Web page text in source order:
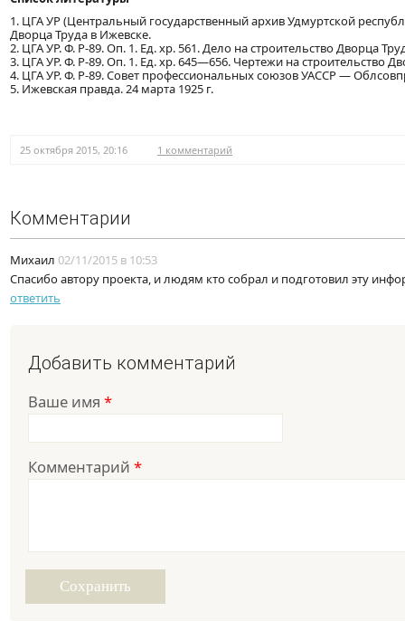
1. ЦГА УР (Центральный государственный архив Удмуртской
Дворца Труда в Ижевске.
2. ЦГА УР. Ф. Р-89. Оп. 1. Ед. хр. 561. Дело на строительство Дворца
3. ЦГА УР. Ф. Р-89. Оп. 1. Ед. хр. 645—656. Чертежи на строительство
4. ЦГА УР. Ф. Р-89. Совет профессиональных союзов УАССР —
5. Ижевская правда. 24 марта 1925 г.
25 октября 2015, 20:16 1 комментарий
Комментарии
Михаил 02/11/2015 в 10:53
Спасибо автору проекта, и людям кто собрал и подготовил эту
ответить
Добавить комментарий
Ваше имя *
Комментарий *